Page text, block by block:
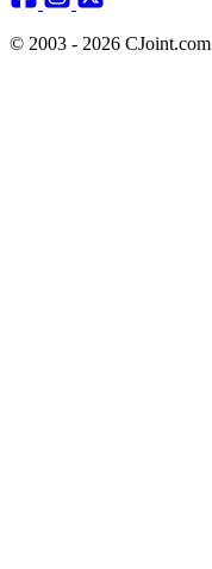
© 2003 - 2026 CJoint.com